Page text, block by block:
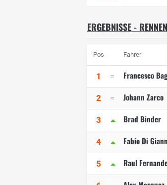
ERGEBNISSE - RENNEN
Pos Fahrer
1 Francesco
2 Johann Zarco
3 Brad Binder
4 Fabio Di
5 Raul